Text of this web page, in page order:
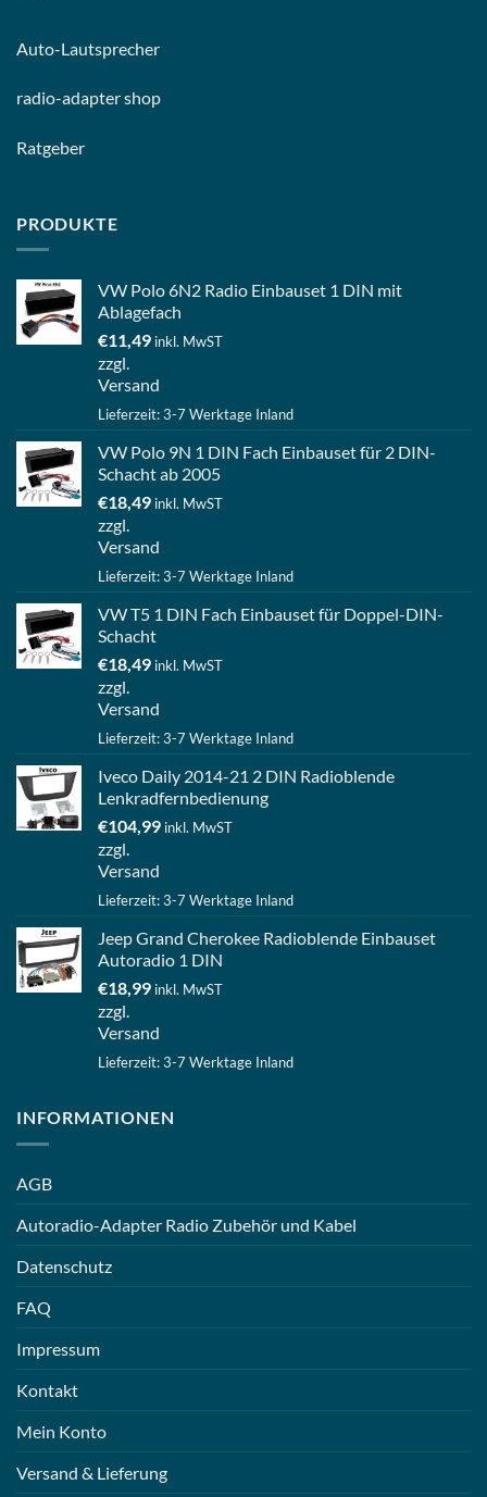
Auto-Lautsprecher
radio-adapter shop
Ratgeber
PRODUKTE
VW Polo 6N2 Radio Einbauset 1 DIN mit
Ablagefach
€11,49 inkl. MwST
zzgl.
Versand
Lieferzeit: 3-7 Werktage Inland
VW Polo 9N 1 DIN Fach Einbauset für 2 DIN-
Schacht ab 2005
€18,49 inkl. MwST
zzgl.
Versand
Lieferzeit: 3-7 Werktage Inland
VW T5 1 DIN Fach Einbauset für Doppel-DIN-
Schacht
€18,49 inkl. MwST
zzgl.
Versand
Lieferzeit: 3-7 Werktage Inland
Iveco Daily 2014-21 2 DIN Radioblende
Lenkradfernbedienung
€104,99 inkl. MwST
zzgl.
Versand
Lieferzeit: 3-7 Werktage Inland
Jeep Grand Cherokee Radioblende Einbauset
Autoradio 1 DIN
€18,99 inkl. MwST
zzgl.
Versand
Lieferzeit: 3-7 Werktage Inland
INFORMATIONEN
AGB
Autoradio-Adapter Radio Zubehör und Kabel
Datenschutz
FAQ
Impressum
Kontakt
Mein Konto
Versand & Lieferung